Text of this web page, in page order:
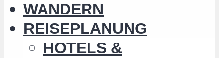
WANDERN
REISEPLANUNG
HOTELS &